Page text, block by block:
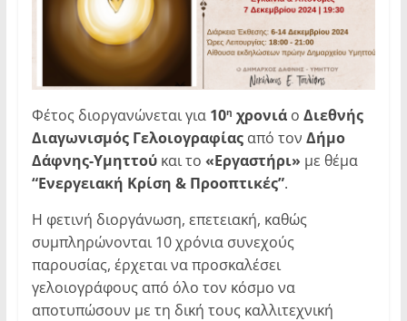
Φέτος διοργανώνεται για 10η χρονιάο Διεθνής
Διαγωνισμός Γελοιογραφίαςαπό τον Δήμο
Δάφνης-Υμηττούκαι το «Εργαστήρι» με θέμα
“Ενεργειακή Κρίση & Προοπτικές”.
Η φετινή διοργάνωση, επετειακή, καθώς
συμπληρώνονται 10 χρόνια συνεχούς
παρουσίας, έρχεται να προσκαλέσει
γελοιογράφους από όλο τον κόσμο να
αποτυπώσουν με τη δική τους καλλιτεχνική